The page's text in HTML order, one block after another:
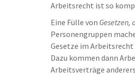
Arbeitsrecht ist so
Eine Fülle von Gesetzen,
Personengruppen
Gesetze im
Dazu kommen dann
Arbeitsverträge